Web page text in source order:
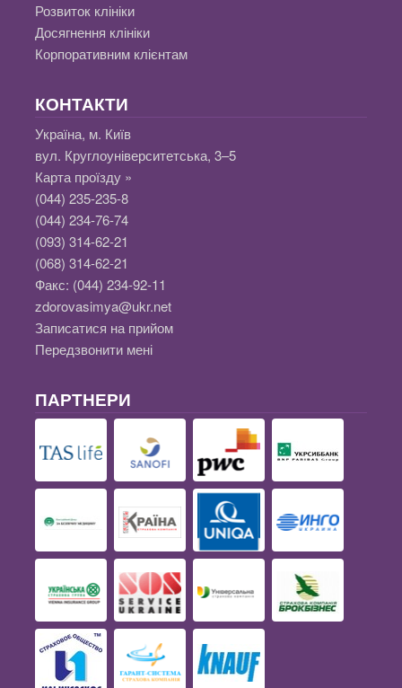
Розвиток клініки
Досягнення клініки
Корпоративним клієнтам
КОНТАКТИ
Україна, м. Київ
вул. Круглоуніверситетська, 3–5
Карта проїзду »
(044) 235-235-8
(044) 234-76-74
(093) 314-62-21
(068) 314-62-21
Факс: (044) 234-92-11
zdorovasimya@ukr.net
Записатися на прийом
Передзвонити мені
ПАРТНЕРИ